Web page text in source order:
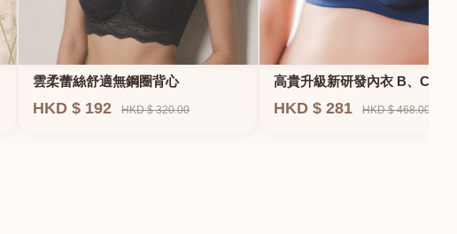
雲柔蕾絲舒適無鋼圈背心
HKD $ 192 HKD $ 320.00
高貴升級新研發內衣 B、C、D
E、F專業養脂術系列
HKD $ 281 HKD $ 468.00